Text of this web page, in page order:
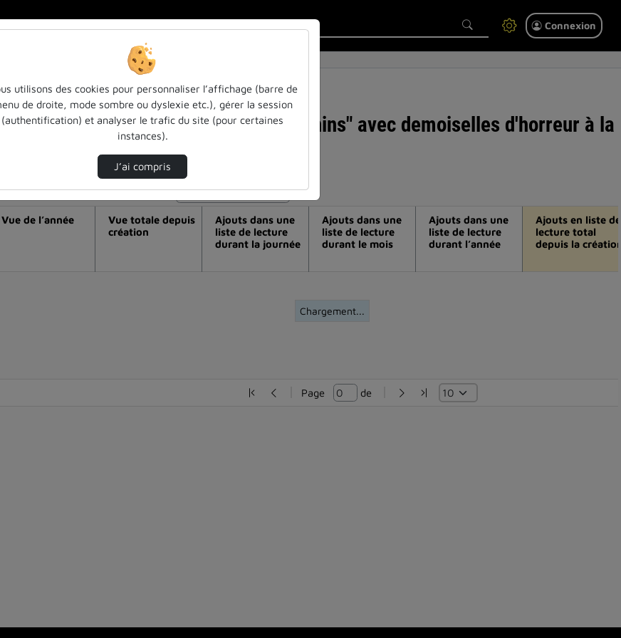
Connexion
mycéliades] "sf et corps féminins" avec demoiselles d'horreur à la
la période de visualisation
Chargement...
Vue de l’année
Vue totale depuis
création
Ajouts dans une
liste de lecture
durant la journée
Ajouts dans une
liste de lecture
durant le mois
Ajouts dans une
liste de lecture
durant l’année
Ajouts en liste de
lecture total
depuis la
Page de
utilisons des cookies pour personnaliser l’affichage (barre de
de droite, mode sombre ou dyslexie etc.), gérer la session
(authentification) et analyser le trafic du site (pour certaines
instances).
J’ai compris